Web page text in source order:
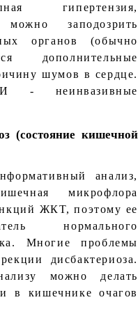
гипертензия,
заподозрить
органов (обычно
дополнительные
шумов в сердце.
- неинвазивные
(состояние кишечной
анализ,
микрофлора
ЖКТ, поэтому ее
нормального
Многие проблемы
дисбактериоза.
можно делать
в кишечнике очагов